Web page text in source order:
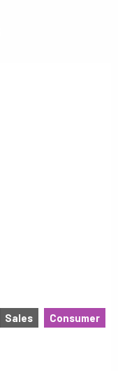
Sales Consumer